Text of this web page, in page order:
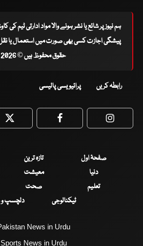
ہم نیوز پر شائع یا نشر ہونے والا مواد ادارتی ٹیم
پیشگی اجازت کسی بھی صورت میں استعمال یا
حقوق محفوظ ہیں © 2026
رابطہ کریں پرائیویسی پالیسی
Twitter Facebook
صفحۂ اول تازہ ترین
دنیا
معیشت
تعلیم
صحت
ٹیکنالوجی
دلچسپ
News in Urdu
Sports News in Urdu